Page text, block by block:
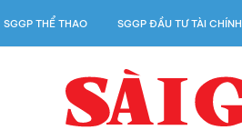
SGGP THỂ THAO SGGP ĐẦU TƯ TÀI CHÍNH